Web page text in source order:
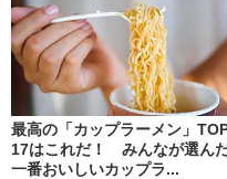
最高の「カップラーメン」
17はこれだ！ みんなが選ん
一番おいしいカップラ...